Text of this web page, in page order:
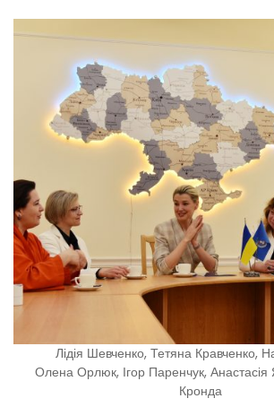
Лідія Шевченко, Тетяна Кравченко,
Олена Орлюк, Ігор Паренчук,
Кронда